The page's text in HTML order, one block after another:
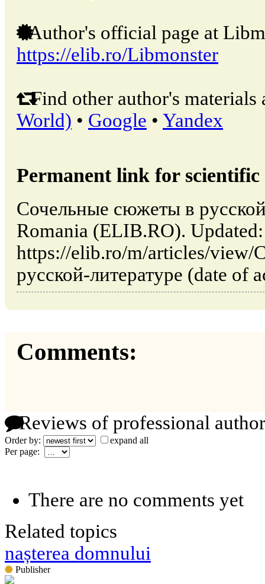
Author's official page at
https://elib.ro/Libmonster
Find other author's materials
World) • Google • Yandex
Permanent link for
Сочельные сюжеты в
Romania (ELIB.RO).
https://elib.ro/m/articles/
русской-литературе (date of
Comments:
Reviews of professional
Order by:
expand all
Per page:
There are no comments yet
Related topics
nașterea domnului
Publisher